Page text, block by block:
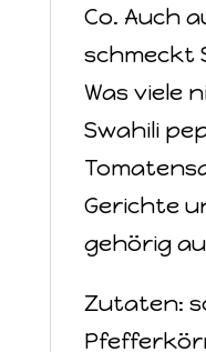
Co. Auch
schmeckt
Was viele
Swahili
Gerichte
gehörig
Zutaten: